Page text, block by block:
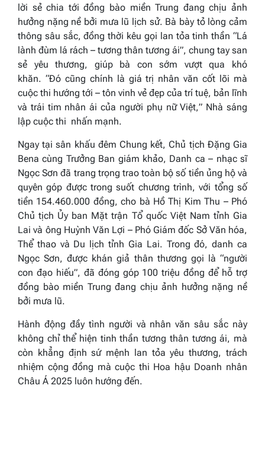
lời sẻ chia tới đồng bào miền Trung đang chịu ảnh
hưởng nặng nề bởi mưa lũ lịch sử. Bà bày tỏ lòng cảm
thông sâu sắc, đồng thời kêu gọi lan tỏa tinh thần “Lá
lành đùm lá rách – tương thân tương ái”, chung tay san
sẻ yêu thương, giúp bà con sớm vượt qua khó
khăn. “Đó cũng chính là giá trị nhân văn cốt lõi mà
cuộc thi hướng tới – tôn vinh vẻ đẹp của trí tuệ, bản lĩnh
và trái tim nhân ái của người phụ nữ Việt,” Nhà sáng
lập cuộc thi nhấn mạnh.
Ngay tại sân khấu đêm Chung kết, Chủ tịch Đặng Gia
Bena cùng Trưởng Ban giám khảo, Danh ca – nhạc sĩ
Ngọc Sơn đã trang trọng trao toàn bộ số tiền ủng hộ và
quyên góp được trong suốt chương trình, với tổng số
tiền 154.460.000 đồng, cho bà Hồ Thị Kim Thu – Phó
Chủ tịch Ủy ban Mặt trận Tổ quốc Việt Nam tỉnh Gia
Lai và ông Huỳnh Văn Lợi – Phó Giám đốc Sở Văn hóa,
Thể thao và Du lịch tỉnh Gia Lai. Trong đó, danh ca
Ngọc Sơn, được khán giả thân thương gọi là “người
con đạo hiếu”, đã đóng góp 100 triệu đồng để hỗ trợ
đồng bào miền Trung đang chịu ảnh hưởng nặng nề
bởi mưa lũ.
Hành động đầy tình người và nhân văn sâu sắc này
không chỉ thể hiện tinh thần tương thân tương ái, mà
còn khẳng định sứ mệnh lan tỏa yêu thương, trách
nhiệm cộng đồng mà cuộc thi Hoa hậu Doanh nhân
Châu Á 2025 luôn hướng đến.